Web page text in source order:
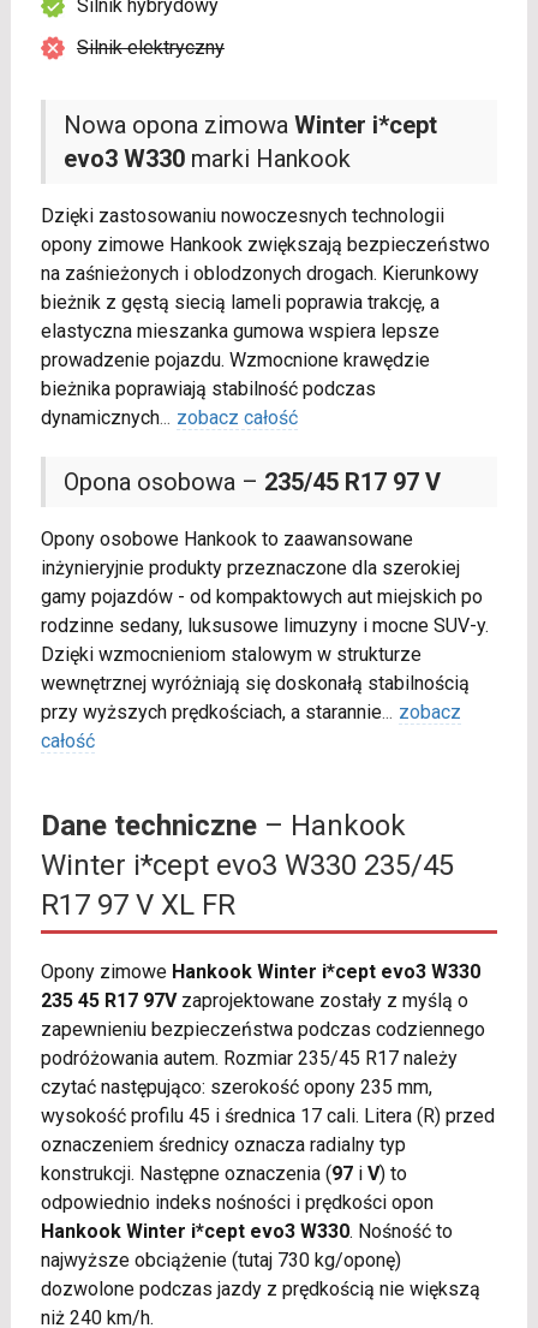
Nowa opona zimowa Winter i*cept
evo3 W330marki Hankook
Dzięki zastosowaniu nowoczesnych technologii
opony zimowe Hankook zwiększają bezpieczeństwo
na zaśnieżonych i oblodzonych drogach. Kierunkowy
bieżnik z gęstą siecią lameli poprawia trakcję, a
elastyczna mieszanka gumowa wspiera lepsze
prowadzenie pojazdu. Wzmocnione krawędzie
bieżnika poprawiają stabilność podczas
dynamicznych... zobacz całość
Opona osobowa – 235/45 R17 97 V
Opony osobowe Hankook to zaawansowane
inżynieryjnie produkty przeznaczone dla szerokiej
gamy pojazdów - od kompaktowych aut miejskich po
rodzinne sedany, luksusowe limuzyny i mocne SUV-y.
Dzięki wzmocnieniom stalowym w strukturze
wewnętrznej wyróżniają się doskonałą stabilnością
przy wyższych prędkościach, a starannie... zobacz
całość
Silnik hybrydowy
Silnik elektryczny
Dane techniczne– Hankook
Winter i*cept evo3 W330 235/45
R17 97 V XL FR
Opony zimowe Hankook Winter i*cept evo3 W330
235 45 R17 97Vzaprojektowane zostały z myślą o
zapewnieniu bezpieczeństwa podczas codziennego
podróżowania autem. Rozmiar 235/45 R17 należy
czytać następująco: szerokość opony 235 mm,
wysokość profilu 45 i średnica 17 cali. Litera (R) przed
oznaczeniem średnicy oznacza radialny typ
konstrukcji. Następne oznaczenia (97i V) to
odpowiednio indeks nośności i prędkości opon
Hankook Winter i*cept evo3 W330. Nośność to
najwyższe obciążenie (tutaj 730 kg/oponę)
dozwolone podczas jazdy z prędkością nie większą
niż 240 km/h.